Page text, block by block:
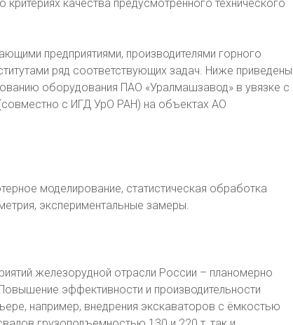
качества предусмотренного технического
предприятиями, производителями горного
ряд соответствующих задач. Ниже приведены
оборудования ПАО «Уралмашзавод» в увязке с
с ИГД УрО РАН) на объектах АО
моделирование, статистическая обработка
экспериментальные замеры.
железорудной отрасли России – планомерно
эффективности и производительности
например, внедрения экскаваторов с ёмкостью